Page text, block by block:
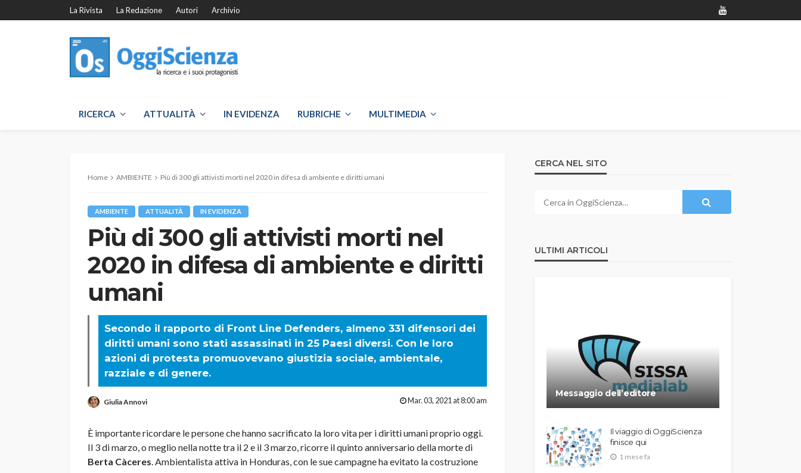
La Rivista La Redazione Autori Archivio
RICERCA ATTUALITÀ IN EVIDENZA RUBRICHE MULTIMEDIA
Home AMBIENTE Più di 300 gli attivisti morti nel 2020 in difesa di ambiente e diritti umani
AMBIENTE ATTUALITÀ IN EVIDENZA
Più di 300 gli attivisti morti nel
2020 in difesa di ambiente e diritti
umani
Secondo il rapporto di Front Line Defenders, almeno 331 difensori dei
diritti umani sono stati assassinati in 25 Paesi diversi. Con le loro
azioni di protesta promuovevano giustizia sociale, ambientale,
razziale e di genere.
Giulia Annovi Mar. 03, 2021 at 8:00 am
È importante ricordare le persone che hanno sacrificato la loro vita per i diritti umani proprio oggi.
Il 3 di marzo, o meglio nella notte tra il 2 e il 3 marzo, ricorre il quinto anniversario della morte di
Berta Càceres. Ambientalista attiva in Honduras, con le sue campagne ha evitato la costruzione
CERCA NEL SITO
ULTIMI ARTICOLI
Messaggio dell’editore
Il viaggio di OggiScienza
finisce qui
1 mese fa